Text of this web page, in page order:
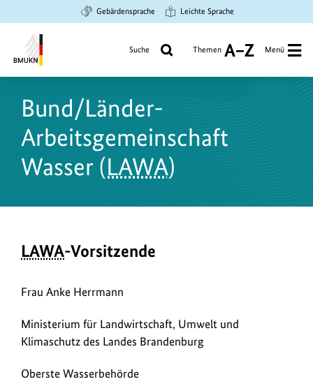
Hauptinhalt
springen
Suche
springen
Hauptnavigation
springen
Gebärdensprache Leichte Sprache
Umwelt,
Naturschutz
und
nukleare
Suche Themen
A
Z
Menü
Bund/Länder-
Arbeitsgemeinschaft
Wasser (LAWA)
LAWA-Vorsitzende
Frau Anke Herrmann
Ministerium für Landwirtschaft, Umwelt und
Klimaschutz des Landes Brandenburg
Oberste Wasserbehörde